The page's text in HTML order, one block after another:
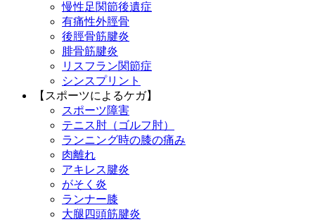
慢性足関節後遺症
有痛性外脛骨
後脛骨筋腱炎
腓骨筋腱炎
リスフラン関節症
シンスプリント
【スポーツによるケガ】
スポーツ障害
テニス肘（ゴルフ肘）
ランニング時の膝の痛み
肉離れ
アキレス腱炎
がそく炎
ランナー膝
大腿四頭筋腱炎